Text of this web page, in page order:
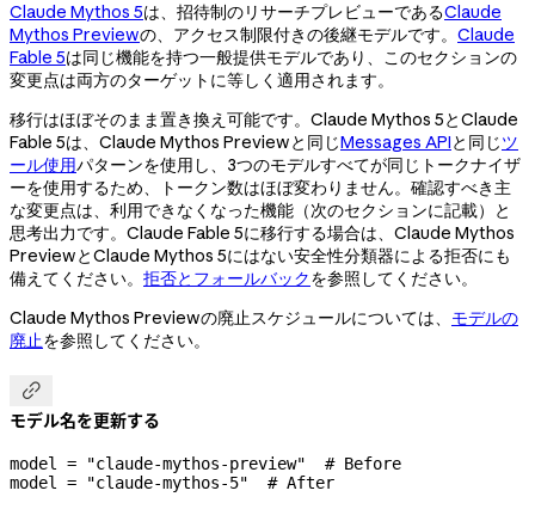
Claude Mythos 5は、招待制のリサーチプレビューであるClaude
Mythos Previewの、アクセス制限付きの後継モデルです。 Claude
Fable 5は同じ機能を持つ一般提供モデルであり、このセクションの
変更点は両方のターゲットに等しく適用されます。
移行はほぼそのまま置き換え可能です。Claude Mythos 5とClaude
Fable 5は、Claude Mythos Previewと同じMessages APIと同じツ
ール使用パターンを使用し、3つのモデルすべてが同じトークナイザ
ーを使用するため、トークン数はほぼ変わりません。確認すべき主
な変更点は、利用できなくなった機能（次のセクションに記載）と
思考出力です。Claude Fable 5に移行する場合は、Claude Mythos
PreviewとClaude Mythos 5にはない安全性分類器による拒否にも
備えてください。 拒否とフォールバックを参照してください。
Claude Mythos Previewの廃止スケジュールについては、 モデルの
廃止を参照してください。

モデル名を更新する
model = "claude-mythos-preview"
  # Before
model = "claude-mythos-5"
  # After